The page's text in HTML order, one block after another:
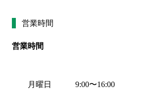
営業時間
営業時間
月曜日 9:00〜16:00